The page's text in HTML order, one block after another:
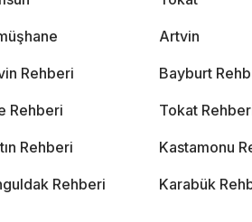
Artvin
Rehberi Bayburt
Rehberi Tokat
Rehberi Kastamonu
Rehberi Karabük